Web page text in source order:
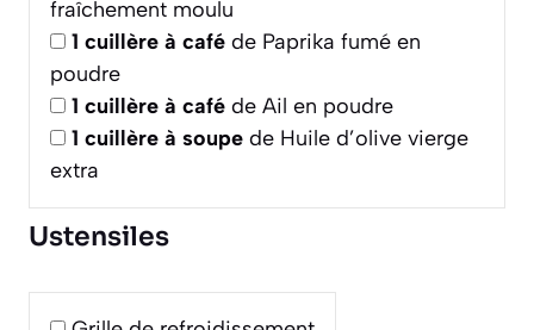
fraîchement moulu
1 cuillère à café de Paprika fumé en
poudre
1 cuillère à café de Ail en poudre
1 cuillère à soupe de Huile d’olive vierge
extra
Ustensiles